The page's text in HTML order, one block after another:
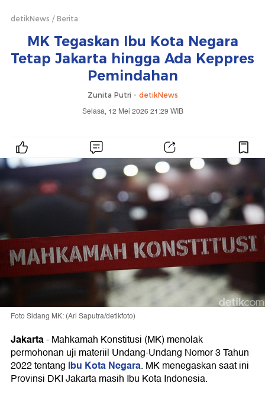
detikNews Berita
MK Tegaskan Ibu Kota Negara
Tetap Jakarta hingga Ada Keppres
Pemindahan
Zunita Putri - detikNews
Selasa, 12 Mei 2026 21:29 WIB
Foto Sidang MK: (Ari Saputra/detikfoto)
Jakarta-Mahkamah Konstitusi (MK) menolak
permohonan uji materiil Undang-Undang Nomor 3 Tahun
2022 tentang Ibu Kota Negara. MK menegaskan saat ini
Provinsi DKI Jakarta masih Ibu Kota Indonesia.